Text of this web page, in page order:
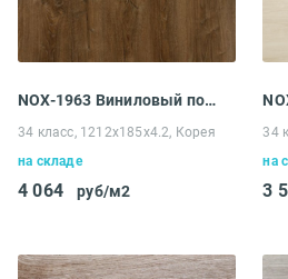
NOX-1963 Виниловый пол EcoClick NOX-1900 Rich Дуб Фарго
34 класс, 1212x185x4.2, Корея
на складе
4 064 руб/м2
34
на
3